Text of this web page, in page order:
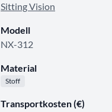
Sitting Vision
Modell
NX-312
Material
Stoff
Transportkosten (€)